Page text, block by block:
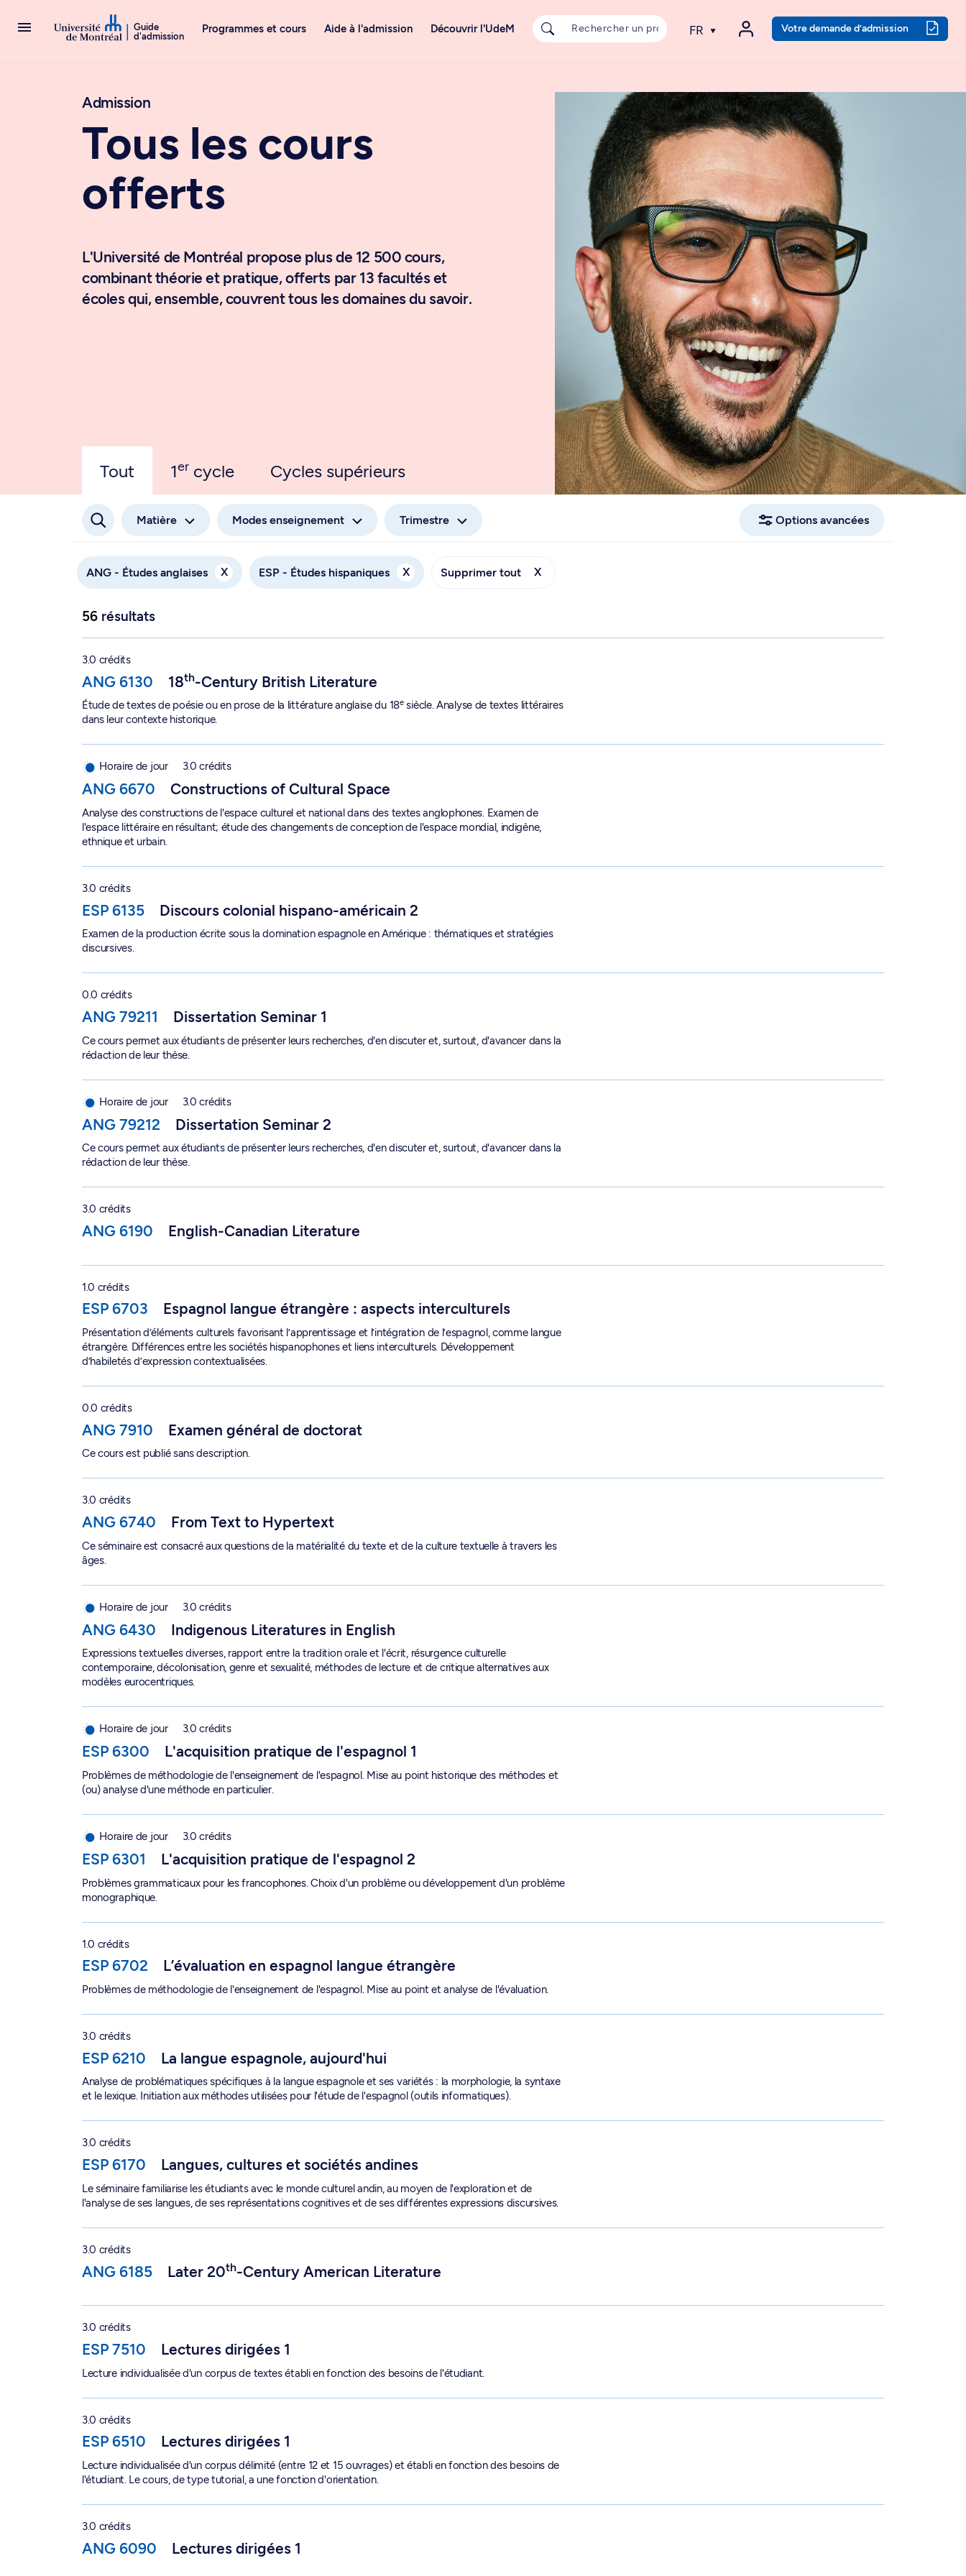
Guide
d'admission
Programmes et cours Aide à l'admission Découvrir l'UdeM FR Votre demande d’admission
Admission
Tous les cours
offerts
L'Université de Montréal propose plus de 12 500 cours,
combinant théorie et pratique, offerts par 13 facultés et
écoles qui, ensemble, couvrent tous les domaines du savoir.
Tout 1er cycle Cycles supérieurs
Matière Modes enseignement Trimestre Options avancées
ANG - Études anglaises X ESP - Études hispaniques X Supprimer tout X
56 résultats
th
3.0 crédits
ANG 6130 18th-Century British Literature
Étude de textes de poésie ou en prose de la littérature anglaise du 18esiècle. Analyse de textes littéraires
dans leur contexte historique.
Horaire de jour 3.0 crédits
ANG 6670 Constructions of Cultural Space
Analyse des constructions de l'espace culturel et national dans des textes anglophones. Examen de
l'espace littéraire en résultant; étude des changements de conception de l'espace mondial, indigène,
ethnique et urbain.
3.0 crédits
ESP 6135 Discours colonial hispano-américain 2
Examen de la production écrite sous la domination espagnole en Amérique : thématiques et stratégies
discursives.
0.0 crédits
ANG 79211 Dissertation Seminar 1
Ce cours permet aux étudiants de présenter leurs recherches, d'en discuter et, surtout, d'avancer dans la
rédaction de leur thèse.
Horaire de jour 3.0 crédits
ANG 79212 Dissertation Seminar 2
Ce cours permet aux étudiants de présenter leurs recherches, d'en discuter et, surtout, d'avancer dans la
rédaction de leur thèse.
3.0 crédits
ANG 6190 English-Canadian Literature
1.0 crédits
ESP 6703 Espagnol langue étrangère : aspects interculturels
Présentation d’éléments culturels favorisant l’apprentissage et l’intégration de l’espagnol, comme langue
étrangère. Différences entre les sociétés hispanophones et liens interculturels. Développement
d’habiletés d’expression contextualisées.
0.0 crédits
ANG 7910 Examen général de doctorat
Ce cours est publié sans description.
3.0 crédits
ANG 6740 From Text to Hypertext
Ce séminaire est consacré aux questions de la matérialité du texte et de la culture textuelle à travers les
âges.
Horaire de jour 3.0 crédits
ANG 6430 Indigenous Literatures in English
Expressions textuelles diverses, rapport entre la tradition orale et l'écrit, résurgence culturelle
contemporaine, décolonisation, genre et sexualité, méthodes de lecture et de critique alternatives aux
modèles eurocentriques.
Horaire de jour 3.0 crédits
ESP 6300 L'acquisition pratique de l'espagnol 1
Problèmes de méthodologie de l'enseignement de l'espagnol. Mise au point historique des méthodes et
(ou) analyse d'une méthode en particulier.
Horaire de jour 3.0 crédits
ESP 6301 L'acquisition pratique de l'espagnol 2
Problèmes grammaticaux pour les francophones. Choix d'un problème ou développement d'un problème
monographique.
1.0 crédits
ESP 6702 L’évaluation en espagnol langue étrangère
Problèmes de méthodologie de l'enseignement de l'espagnol. Mise au point et analyse de l'évaluation.
3.0 crédits
ESP 6210 La langue espagnole, aujourd'hui
Analyse de problématiques spécifiques à la langue espagnole et ses variétés : la morphologie, la syntaxe
et le lexique. Initiation aux méthodes utilisées pour l'étude de l'espagnol (outils informatiques).
3.0 crédits
ESP 6170 Langues, cultures et sociétés andines
Le séminaire familiarise les étudiants avec le monde culturel andin, au moyen de l'exploration et de
l'analyse de ses langues, de ses représentations cognitives et de ses différentes expressions discursives.
th
3.0 crédits
ANG 6185 Later 20th-Century American Literature
3.0 crédits
ESP 7510 Lectures dirigées 1
Lecture individualisée d'un corpus de textes établi en fonction des besoins de l'étudiant.
3.0 crédits
ESP 6510 Lectures dirigées 1
Lecture individualisée d'un corpus délimité (entre 12 et 15 ouvrages) et établi en fonction des besoins de
l'étudiant. Le cours, de type tutorial, a une fonction d'orientation.
3.0 crédits
ANG 6090 Lectures dirigées 1